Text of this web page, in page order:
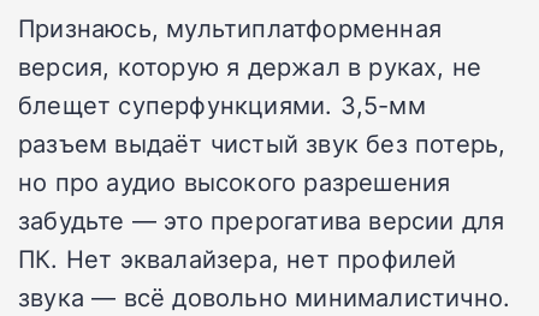
Признаюсь, мультиплатформенная
версия, которую я держал в руках, не
блещет суперфункциями. 3,5-мм
разъем выдаёт чистый звук без потерь,
но про аудио высокого разрешения
забудьте — это прерогатива версии для
ПК. Нет эквалайзера, нет профилей
звука — всё довольно минималистично.